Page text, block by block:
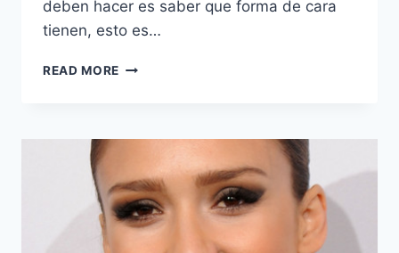
deben hacer es saber que forma de cara
tienen, esto es…
READ MORE
TU
DE
ROSTRO.